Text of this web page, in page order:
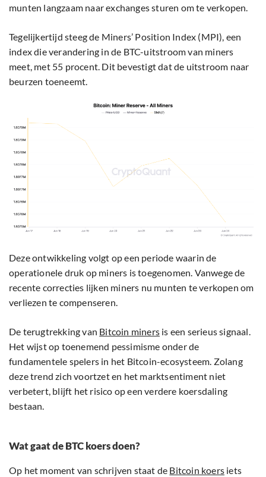
munten langzaam naar exchanges sturen om te verkopen.
Tegelijkertijd steeg de Miners’ Position Index (MPI), een
index die verandering in de BTC-uitstroom van miners
meet, met 55 procent. Dit bevestigt dat de uitstroom naar
beurzen toeneemt.
Deze ontwikkeling volgt op een periode waarin de
operationele druk op miners is toegenomen. Vanwege de
recente correcties lijken miners nu munten te verkopen om
verliezen te compenseren.
De terugtrekking van Bitcoin miners is een serieus signaal.
Het wijst op toenemend pessimisme onder de
fundamentele spelers in het Bitcoin-ecosysteem. Zolang
deze trend zich voortzet en het marktsentiment niet
verbetert, blijft het risico op een verdere koersdaling
bestaan.
Wat gaat de BTC koers doen?
Op het moment van schrijven staat de Bitcoin koers iets